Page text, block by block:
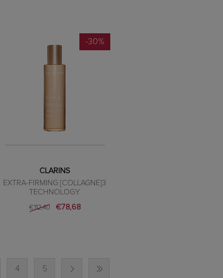
-30%
CLARINS
EXTRA-FIRMING [COLLAGNE]3
TECHNOLOGY
€112,40 €78,68
4 5